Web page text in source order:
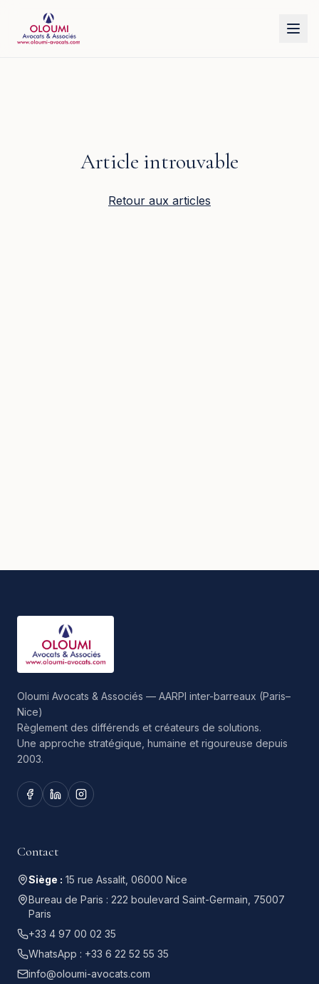
Article introuvable
Retour aux articles
Oloumi Avocats & Associés — AARPI inter-barreaux (Paris–
Nice)
Règlement des différends et créateurs de solutions.
Une approche stratégique, humaine et rigoureuse depuis
2003.
Contact
Siège : 15 rue Assalit, 06000 Nice
Bureau de Paris : 222 boulevard Saint-Germain, 75007
Paris
+33 4 97 00 02 35
WhatsApp : +33 6 22 52 55 35
info@oloumi-avocats.com